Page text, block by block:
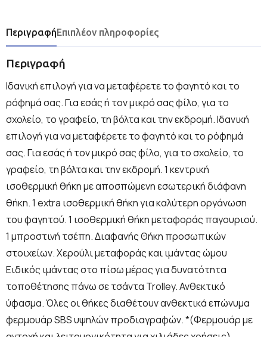
ΠεριγραφήΕπιπλέον πληροφορίες
Περιγραφή
Ιδανική επιλογή για να μεταφέρετε το φαγητό και το
ρόφημά σας. Για εσάς ή τον μικρό σας φίλο, για το
σχολείο, το γραφείο, τη βόλτα και την εκδρομή. Ιδανική
επιλογή για να μεταφέρετε το φαγητό και το ρόφημά
σας. Για εσάς ή τον μικρό σας φίλο, για το σχολείο, το
γραφείο, τη βόλτα και την εκδρομή. 1 κεντρική
ισοθερμική θήκη με αποσπώμενη εσωτερική διάφανη
θήκη. 1 extra ισοθερμική θήκη για καλύτερη οργάνωση
του φαγητού. 1 ισοθερμική θήκη μεταφοράς παγουριού.
1 μπροστινή τσέπη. Διαφανής Θήκη προσωπικών
στοιχείων. Χερούλι μεταφοράς και ιμάντας ώμου
Ειδικός ιμάντας στο πίσω μέρος για δυνατότητα
τοποθέτησης πάνω σε τσάντα Trolley. Ανθεκτικό
ύφασμα. Όλες οι θήκες διαθέτουν ανθεκτικά επώνυμα
φερμουάρ SBS υψηλών προδιαγραφών. *(Φερμουάρ με